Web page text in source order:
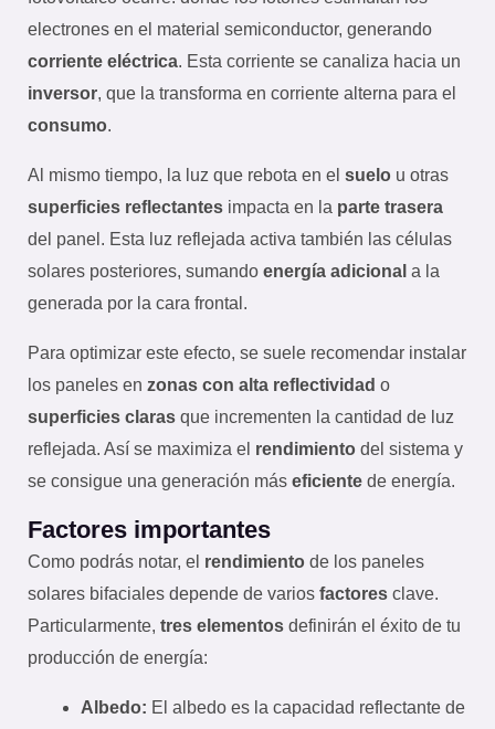
electrones en el material semiconductor, generando
corriente eléctrica. Esta corriente se canaliza hacia un
inversor, que la transforma en corriente alterna para el
consumo.
Al mismo tiempo, la luz que rebota en el suelo u otras
superficies reflectantes impacta en la parte trasera
del panel. Esta luz reflejada activa también las células
solares posteriores, sumando energía adicional a la
generada por la cara frontal.
Para optimizar este efecto, se suele recomendar instalar
los paneles en zonas con alta reflectividad o
superficies claras que incrementen la cantidad de luz
reflejada. Así se maximiza el rendimiento del sistema y
se consigue una generación más eficiente de energía.
Factores importantes
Como podrás notar, el rendimiento de los paneles
solares bifaciales depende de varios factores clave.
Particularmente, tres elementos definirán el éxito de tu
producción de energía:
Albedo: El albedo es la capacidad reflectante de